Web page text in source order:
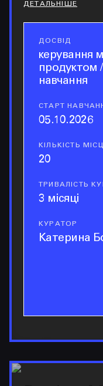
ДЕТАЛЬНІШЕ
досвід
ДОСВІД
керування
продуктом
навчання
старт
СТАРТ
05.10.2026
кількість місць
КІЛЬКІСТЬ
20
тривалість
ТРИВАЛІСТЬ
3 місяці
куратор
КУРАТОР
Катерина